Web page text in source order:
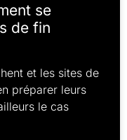
se
de fin
et les sites de
préparer leurs
le cas